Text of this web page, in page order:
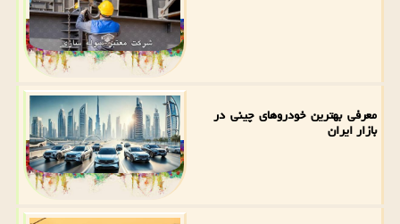
معرفی بهترین خودروهای چینی در
بازار ایران